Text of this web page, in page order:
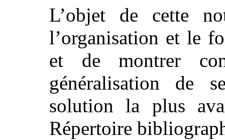
L’objet de cette
l’organisation et le
et de montrer
généralisation de
solution la plus
Répertoire